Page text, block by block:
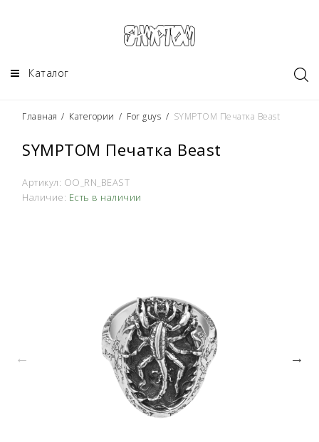
Каталог
Главная / Категории / For guys / SYMPTOM Печатка Beast
SYMPTOM Печатка Beast
Артикул: OO_RN_BEAST
Наличие: Есть в наличии